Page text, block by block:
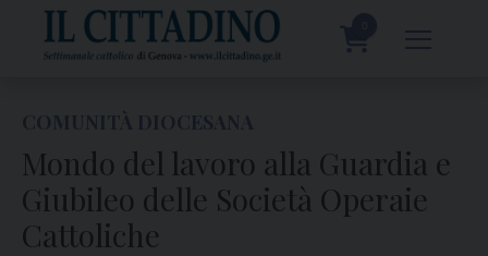
content
Mondo del lavoro alla Guardia e
Giubileo delle Società Operaie
Cattoliche